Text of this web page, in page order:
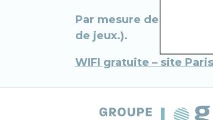
Par mesure de
de jeux.).
WIFI gratuite – site